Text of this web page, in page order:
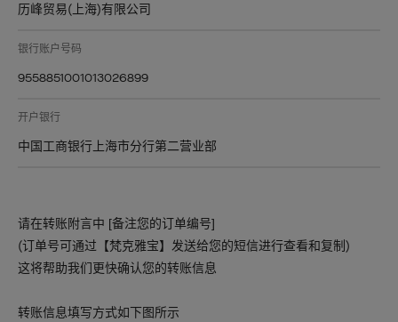
历峰贸易(上海)有限公司
银行账户号码
9558851001013026899
开户银行
中国工商银行上海市分行第二营业部
请在转账附言中 [备注您的订单编号]
(订单号可通过【梵克雅宝】发送给您的短信进行查看和复制)
这将帮助我们更快确认您的转账信息
转账信息填写方式如下图所示